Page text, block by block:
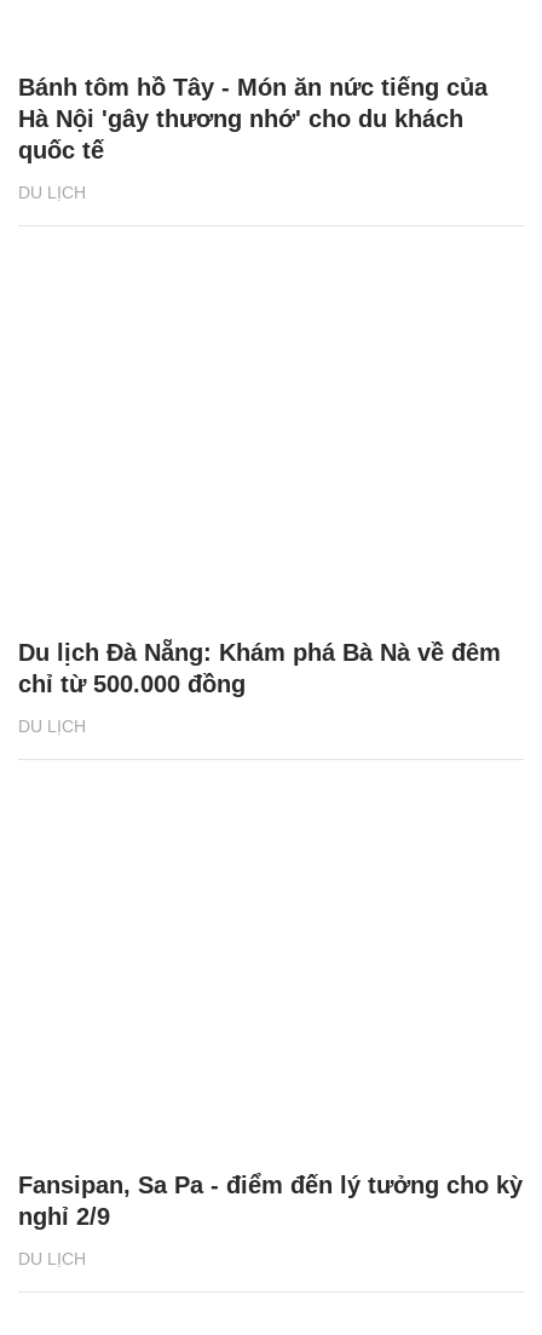
DU LỊCH
Bánh tôm hồ Tây - Món ăn nức tiếng của
Hà Nội 'gây thương nhớ' cho du khách
quốc tế
DU LỊCH
Du lịch Đà Nẵng: Khám phá Bà Nà về đêm
chỉ từ 500.000 đồng
DU LỊCH
Fansipan, Sa Pa - điểm đến lý tưởng cho kỳ
nghỉ 2/9